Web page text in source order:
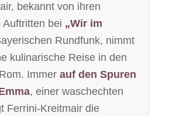
bekannt von ihren
bei „Wir im
Rundfunk, nimmt
kulinarische Reise in den
Immer auf den Spuren
, einer waschechten
Ferrini-Kreitmair die